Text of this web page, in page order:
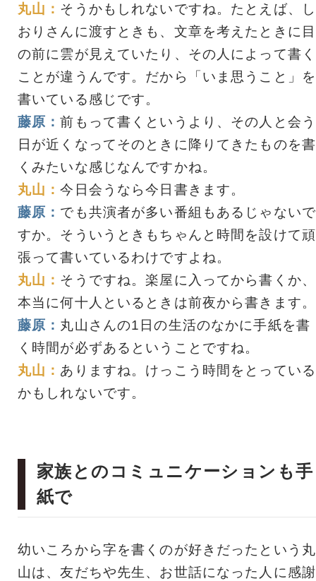
丸山： そうかもしれないですね。たとえば、し
おりさんに渡すときも、文章を考えたときに目
の前に雲が見えていたり、その人によって書く
ことが違うんです。だから「いま思うこと」を
書いている感じです。
藤原：前もって書くというより、その人と会う
日が近くなってそのときに降りてきたものを書
くみたいな感じなんですかね。
丸山：今日会うなら今日書きます。
藤原： でも共演者が多い番組もあるじゃないで
すか。そういうときもちゃんと時間を設けて頑
張って書いているわけですよね。
丸山： そうですね。楽屋に入ってから書くか、
本当に何十人といるときは前夜から書きます。
藤原： 丸山さんの1日の生活のなかに手紙を書
く時間が必ずあるということですね。
丸山： ありますね。けっこう時間をとっている
かもしれないです。
家族とのコミュニケーションも手
紙で
幼いころから字を書くのが好きだったという丸
山は、友だちや先生、お世話になった人に感謝